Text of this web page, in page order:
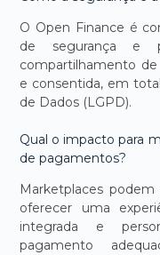
O Open Finance é
de segurança e
compartilhamento
e consentida, em
de Dados (LGPD).
Qual o impacto para
de pagamentos?
Marketplaces podem
oferecer uma
integrada e
pagamento